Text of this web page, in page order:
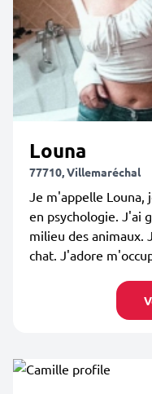
Louna
77710, Villemaréchal
Je m'appelle Louna,
en psychologie. J'ai
milieu des animaux.
chat. J'adore